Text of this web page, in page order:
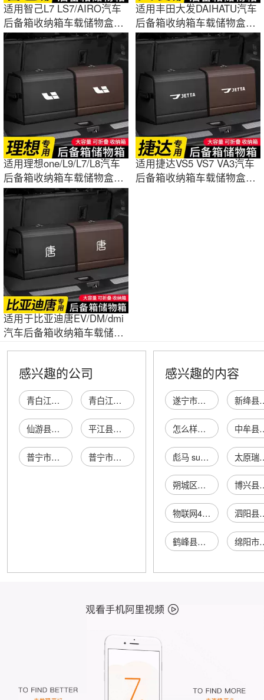
适用智己L7 LS7/AIRO汽车
后备箱收纳箱车载储物盒收
纳神器装饰品
适用丰田大发DAIHATU汽车
后备箱收纳箱车载储物盒收
纳整理装饰品
适用理想one/L9/L7/L8汽车
后备箱收纳箱车载储物盒收
纳神器装饰品
适用捷达VS5 VS7 VA3汽车
后备箱收纳箱车载储物盒收
适用于比亚迪唐EV/DM/dmi
汽车后备箱收纳箱车载储物
感兴趣的公司
青白江尾盖入日用品经营部 青白江杉尾盖尾商贸部
仙游县盖尾盖南村肖燕荣棋牌室 平江县巷尾盖码饭店（个体工商户）
普宁市池尾盖依服装商行（个体工商户） 普宁市池尾盖小侠通讯经营部（个体工商户）
感兴趣的内容
遂宁市船山区逸佳便利店 新绛县横桥乡
怎么样能管理好员工 中牟县新
彪马 suede 太原瑞鑫
朔城区米多面多小吃店 博兴县兴
物联网4g卡 泗阳县
鹤峰县龙瑶通鼻咽堂 绵阳市